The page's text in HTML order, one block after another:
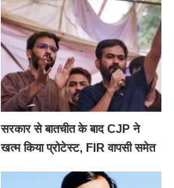
जलाभिषेक
सरकार से बातचीत के बाद CJP ने
खत्म किया प्रोटेस्ट, FIR वापसी समेत